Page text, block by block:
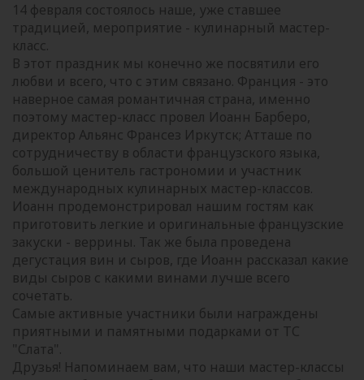
14 февраля состоялось наше, уже ставшее
традицией, мероприятие - кулинарный мастер-
класс.
В этот праздник мы конечно же посвятили его
любви и всего, что с этим связано. Франция - это
наверное самая романтичная страна, именно
поэтому мастер-класс провел Иоанн Барберо,
директор Альянс Франсез Иркутск; Атташе по
сотрудничеству в области французского языка,
большой ценитель гастрономии и участник
международных кулинарных мастер-классов.
Иоанн продемонстрировал нашим гостям как
приготовить легкие и оригинальные французские
закуски - веррины. Так же была проведена
дегустация вин и сыров, где Иоанн рассказал какие
виды сыров с какими винами лучше всего
сочетать.
Самые активные участники были награждены
приятными и памятными подарками от ТС
"Слата".
Друзья! Напоминаем вам, что наши мастер-классы